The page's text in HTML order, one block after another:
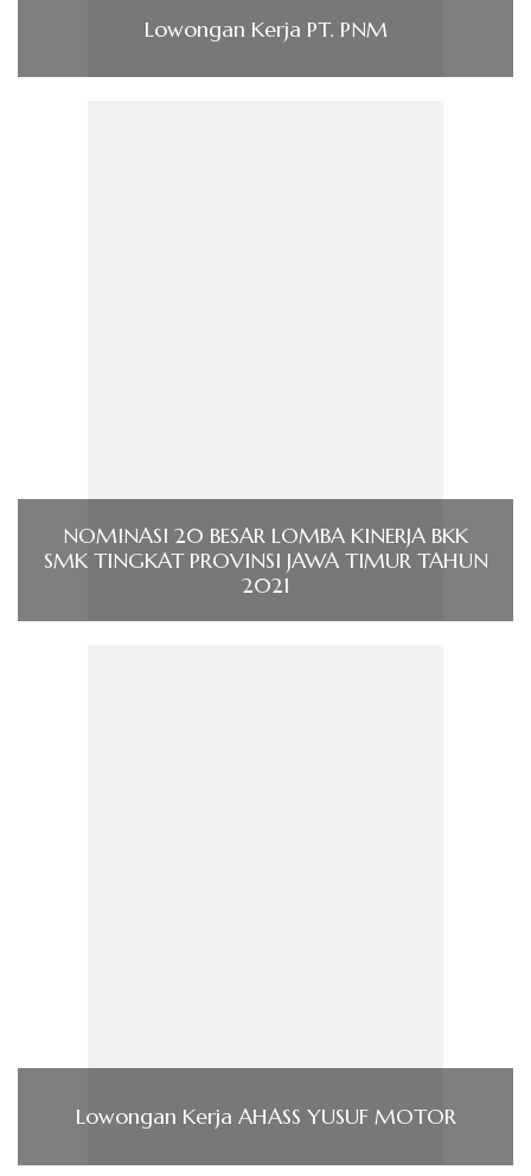
Lowongan Kerja PT. PNM
NOMINASI 20 BESAR LOMBA KINERJA BKK
SMK TINGKAT PROVINSI JAWA TIMUR TAHUN
2021
Lowongan Kerja AHASS YUSUF MOTOR